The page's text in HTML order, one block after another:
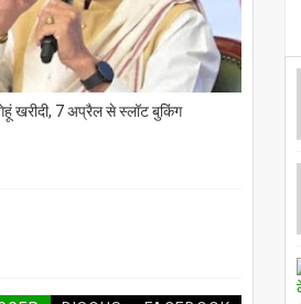
खरीदी, 7 अप्रैल से स्लॉट बुकिंग